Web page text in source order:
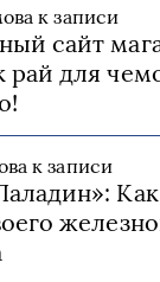
к записи
сайт
рай для
к записи
Как